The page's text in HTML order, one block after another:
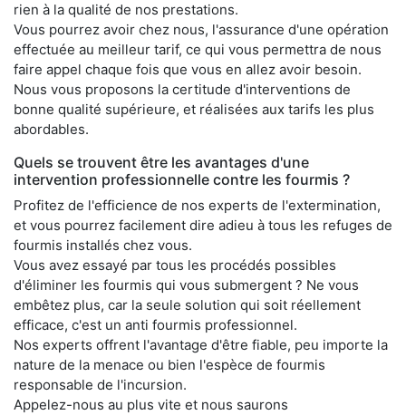
rien à la qualité de nos prestations.
Vous pourrez avoir chez nous, l'assurance d'une opération
effectuée au meilleur tarif, ce qui vous permettra de nous
faire appel chaque fois que vous en allez avoir besoin.
Nous vous proposons la certitude d'interventions de
bonne qualité supérieure, et réalisées aux tarifs les plus
abordables.
Quels se trouvent être les avantages d'une
intervention professionnelle contre les fourmis ?
Profitez de l'efficience de nos experts de l'extermination,
et vous pourrez facilement dire adieu à tous les refuges de
fourmis installés chez vous.
Vous avez essayé par tous les procédés possibles
d'éliminer les fourmis qui vous submergent ? Ne vous
embêtez plus, car la seule solution qui soit réellement
efficace, c'est un anti fourmis professionnel.
Nos experts offrent l'avantage d'être fiable, peu importe la
nature de la menace ou bien l'espèce de fourmis
responsable de l'incursion.
Appelez-nous au plus vite et nous saurons